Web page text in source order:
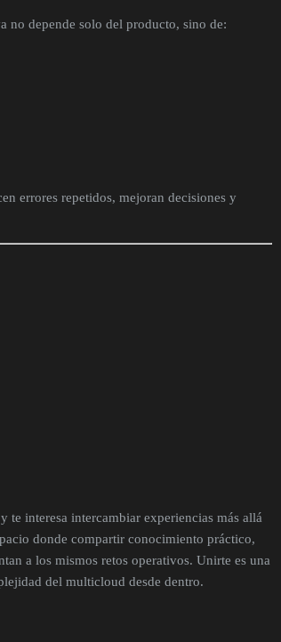
depende solo del producto, sino de:
errores repetidos, mejoran decisiones y
interesa intercambiar experiencias más allá
donde compartir conocimiento práctico,
a los mismos retos operativos. Unirte es una
del multicloud desde dentro.